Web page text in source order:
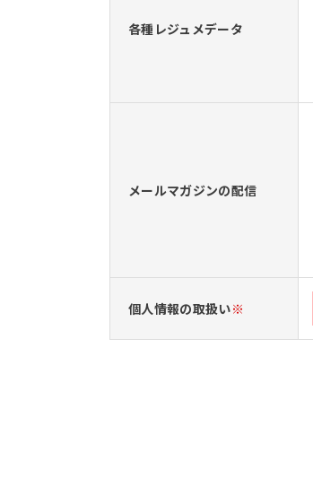
各種レジュメデータ
メールマガジンの配信
個人情報の取扱い※